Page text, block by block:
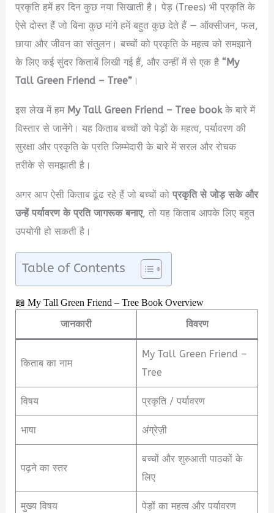
प्रकृति हमें हर दिन कुछ नया सिखाती है। पेड़ (Trees) भी प्रकृति के
ऐसे दोस्त हैं जो बिना कुछ मांगे हमें बहुत कुछ देते हैं — ऑक्सीजन, फल,
छाया और जीवन का संतुलन। बच्चों को प्रकृति के महत्व को समझाने
के लिए कई सुंदर किताबें लिखी गई हैं, और उन्हीं में से एक है“My
Tall Green Friend – Tree” ।
इस लेख में हम My Tall Green Friend – Tree bookके बारे में
विस्तार से जानेंगे। यह किताब बच्चों को पेड़ों के महत्व, पर्यावरण की
सुरक्षा और प्रकृति के प्रति जिम्मेदारी के बारे में सरल और रोचक
तरीके से समझाती है।
अगर आप ऐसी किताब ढूंढ रहे हैं जो बच्चों कोप्रकृति से जोड़ सके और
उन्हें पर्यावरण के प्रति जागरूक बनाए, तो यह किताब आपके लिए बहुत
उपयोगी हो सकती है।
Table of Contents
📖 My Tall Green Friend – Tree Book Overview
जानकारी विवरण
किताब का नाम
My Tall Green Friend –
Tree
विषय प्रकृति / पर्यावरण
भाषा अंग्रेज़ी
पढ़ने का स्तर
बच्चों और शुरुआती पाठकों के
लिए
मुख्य विषय पेड़ों का महत्व और पर्यावरण